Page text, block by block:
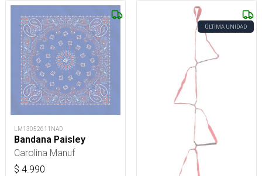
LM13052611NAD
Bandana Paisley
Carolina Manuf
$ 4.990
ÚLTIMA UNIDAD